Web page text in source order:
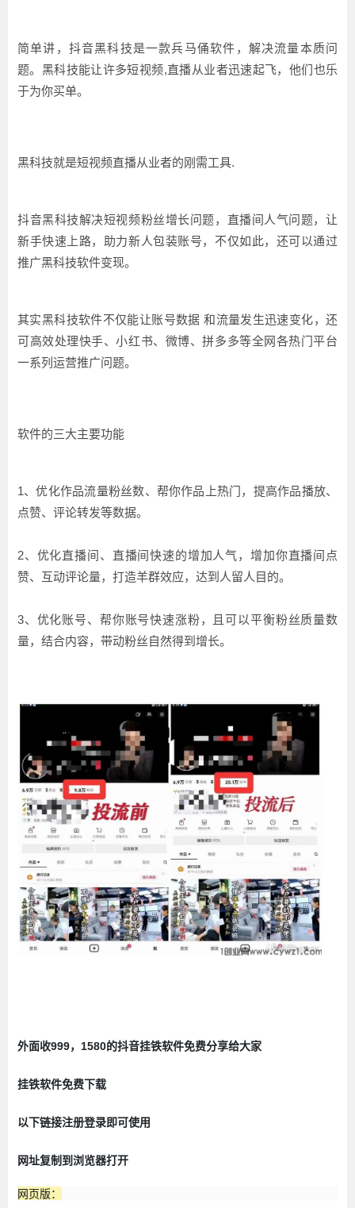
简单讲，抖音黑科技是一款兵马俑软件，解决流量本质问
题。黑科技能让许多短视频,直播从业者迅速起飞，他们也乐
于为你买单。
黑科技就是短视频直播从业者的刚需工具.
抖音黑科技解决短视频粉丝增长问题，直播间人气问题，让
新手快速上路，助力新人包装账号，不仅如此，还可以通过
推广黑科技软件变现。
其实黑科技软件不仅能让账号数据 和流量发生迅速变化，还
可高效处理快手、小红书、微博、拼多多等全网各热门平台
一系列运营推广问题。
软件的三大主要功能
1、优化作品流量粉丝数、帮你作品上热门，提高作品播放、
点赞、评论转发等数据。
2、优化直播间、直播间快速的增加人气，增加你直播间点
赞、互动评论量，打造羊群效应，达到人留人目的。
3、优化账号、帮你账号快速涨粉，且可以平衡粉丝质量数
量，结合内容，带动粉丝自然得到增长。
外面收999，1580的抖音挂铁软件免费分享给大家
挂铁软件免费下载
以下链接注册登录即可使用
网址复制到浏览器打开
网页版：